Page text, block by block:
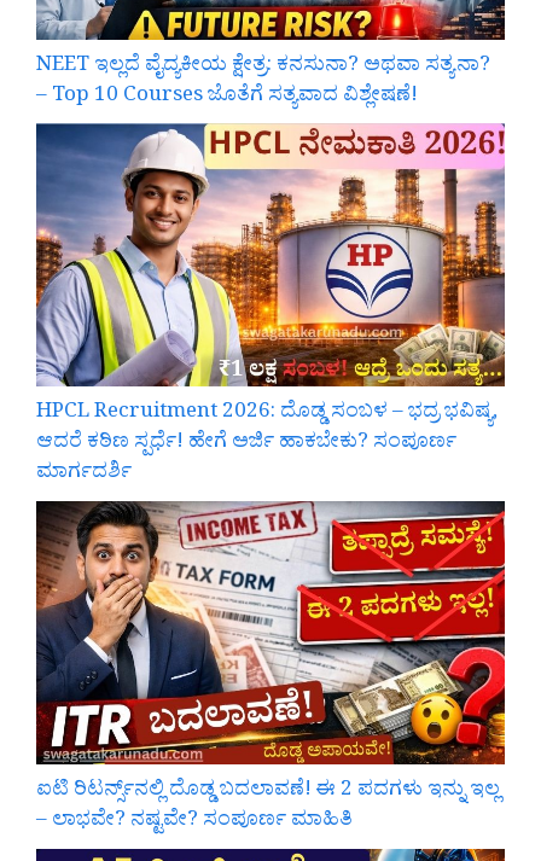
NEET ಇಲ್ಲದೆ ವೈದ್ಯಕೀಯ ಕ್ಷೇತ್ರ: ಕನಸುನಾ? ಅಥವಾ ಸತ್ಯನಾ?
– Top 10 Courses ಜೊತೆಗೆ ಸತ್ಯವಾದ ವಿಶ್ಲೇಷಣೆ!
HPCL Recruitment 2026: ದೊಡ್ಡ ಸಂಬಳ – ಭದ್ರ ಭವಿಷ್ಯ,
ಆದರೆ ಕಠಿಣ ಸ್ಪರ್ಧೆ! ಹೇಗೆ ಅರ್ಜಿ ಹಾಕಬೇಕು? ಸಂಪೂರ್ಣ
ಮಾರ್ಗದರ್ಶಿ
ಐಟಿ ರಿಟರ್ನ್ಸ್‌ನಲ್ಲಿ ದೊಡ್ಡ ಬದಲಾವಣೆ! ಈ 2 ಪದಗಳು ಇನ್ನು ಇಲ್ಲ
– ಲಾಭವೇ? ನಷ್ಟವೇ? ಸಂಪೂರ್ಣ ಮಾಹಿತಿ